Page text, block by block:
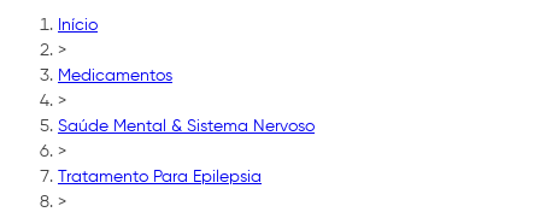
Início
>
Medicamentos
>
Saúde Mental & Sistema Nervoso
>
Tratamento Para Epilepsia
>